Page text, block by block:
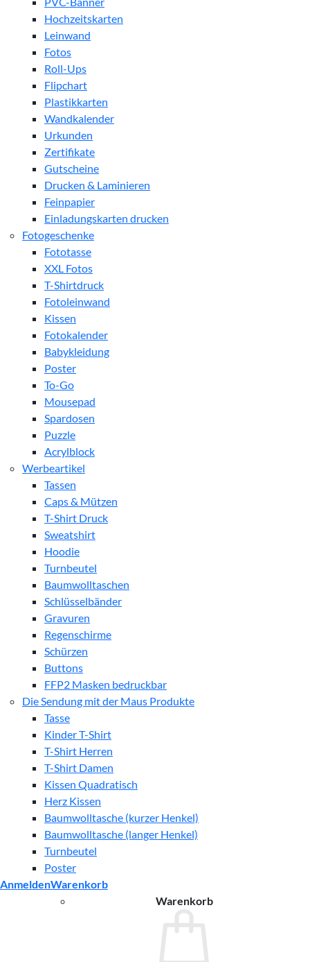
Hochzeitskarten
Leinwand
Fotos
Roll-Ups
Flipchart
Plastikkarten
Wandkalender
Urkunden
Zertifikate
Gutscheine
Drucken & Laminieren
Feinpapier
Einladungskarten drucken
Fotogeschenke
Fototasse
XXL Fotos
T-Shirtdruck
Fotoleinwand
Kissen
Fotokalender
Babykleidung
Poster
To-Go
Mousepad
Spardosen
Puzzle
Acrylblock
Werbeartikel
Tassen
Caps & Mützen
T-Shirt Druck
Sweatshirt
Hoodie
Turnbeutel
Baumwolltaschen
Schlüsselbänder
Gravuren
Regenschirme
Schürzen
Buttons
FFP2 Masken bedruckbar
Die Sendung mit der Maus Produkte
Tasse
Kinder T-Shirt
T-Shirt Herren
T-Shirt Damen
Kissen Quadratisch
Herz Kissen
Baumwolltasche (kurzer Henkel)
Baumwolltasche (langer Henkel)
Turnbeutel
Poster
AnmeldenWarenkorb
Warenkorb